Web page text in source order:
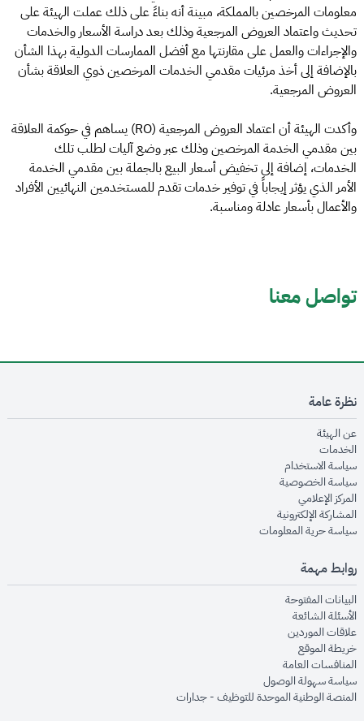
معلومات المرخصين بالمملكة، مبينة أنه بناءً على ذلك عملت الهيئة على
تحديث واعتماد العروض المرجعية وذلك بعد دراسة الأسعار والخدمات
والإجراءات والعمل على مقارنتها مع أفضل الممارسات الدولية بهذا الشأن
بالإضافة إلى أخذ مرئيات مقدمي الخدمات المرخصين ذوي العلاقة بشأن
العروض المرجعية.
وأكدت الهيئة أن اعتماد العروض المرجعية (RO) يساهم في حوكمة العلاقة
بين مقدمي الخدمة المرخصين وذلك عبر وضع آليات لطلب تلك
الخدمات، إضافة إلى تخفيض أسعار البيع بالجملة بين مقدمي الخدمة
الأمر الذي يؤثر إيجاباً في توفير خدمات تقدم للمستخدمين النهائيين الأفراد
والأعمال بأسعار عادلة ومناسبة.
تواصل معنا
نظرة عامة
عن الهيئةopens in new window
الخدماتopens in new window
سياسة الاستخدامopens in new window
سياسة الخصوصيةopens in new window
المركز الإعلاميopens in new window
المشاركة الإلكترونيةopens in new window
سياسة حرية المعلوماتopens in new window
روابط مهمة
البيانات المفتوحةopens in new window
الأسئلة الشائعةopens in new window
علاقات الموردينopens in new window
خريطة الموقعopens in new window
المنافسات العامةopens in new window
سياسة سهولة الوصولopens in new window
المنصة الوطنية الموحدة للتوظيف - جداراتopens in new window